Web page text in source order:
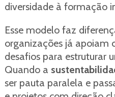
diversidade à formação
Esse modelo faz
organizações já apoiam
desafios para estruturar
Quando a
ser pauta paralela e